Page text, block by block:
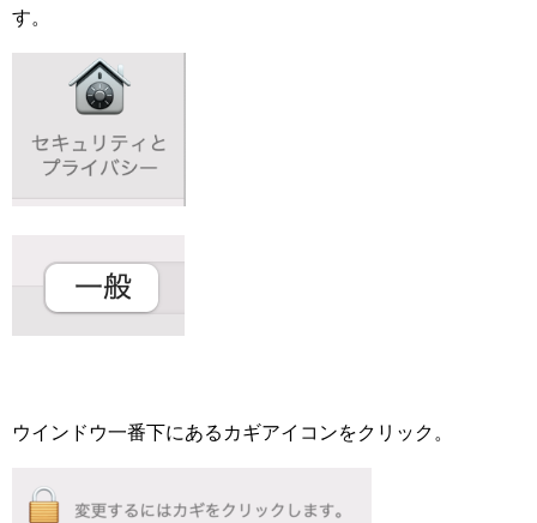
す。
ウインドウ一番下にあるカギアイコンをクリック。